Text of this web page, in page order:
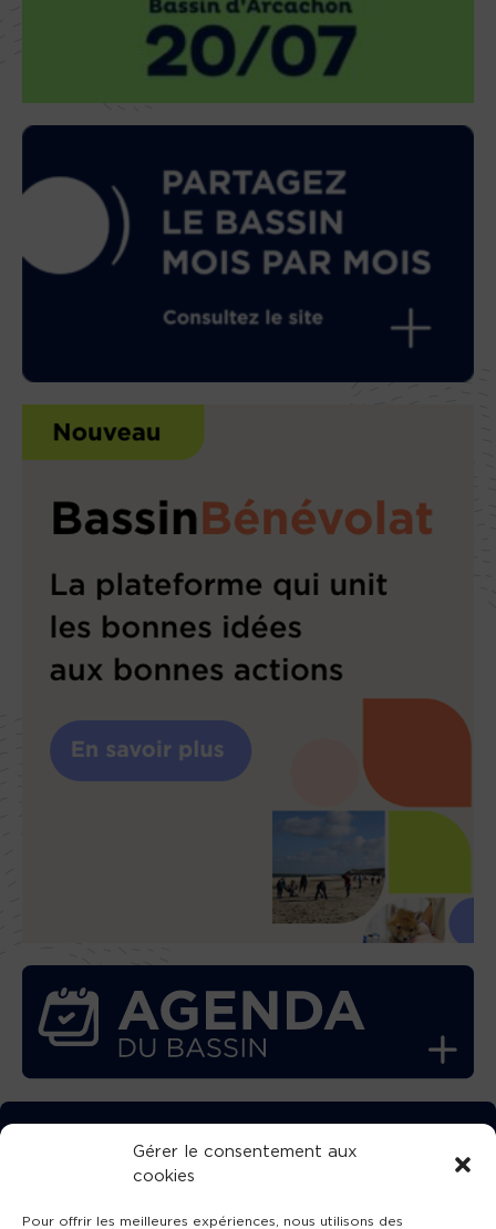
Gérer le consentement aux
cookies
Pour offrir les meilleures expériences, nous utilisons des
TÉLÉCHARGEZ GRATUITEMENT
L’APPLICATION TVBA !